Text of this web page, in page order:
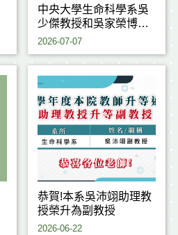
中央大學生命科學系吳
少傑教授和吳家榮博士
研究團隊，成功揭開植
關鍵機制，研究成果刊
登於國際期刊《Journal
of Experimental
Botany》
2026-07-07
恭賀!本系吳沛翊助理教
授榮升為副教授
2026-06-22